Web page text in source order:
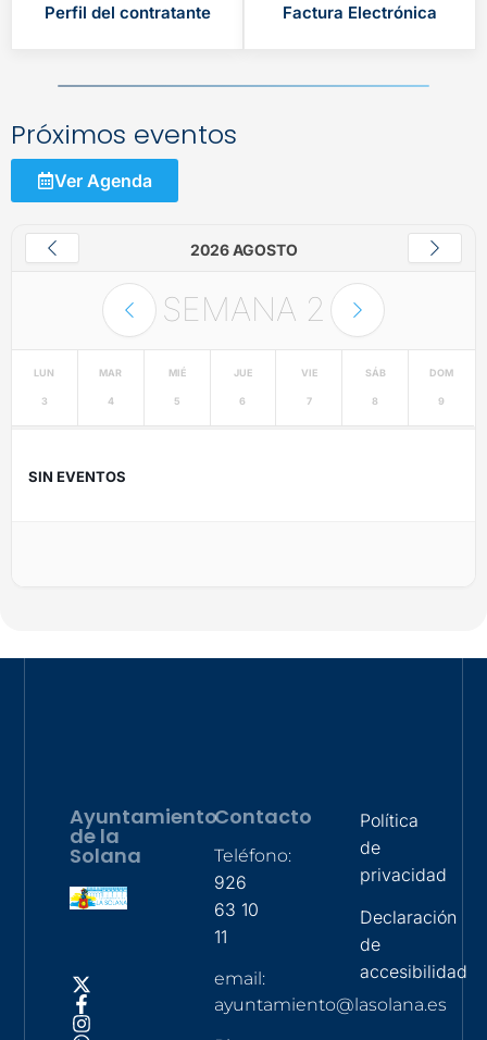
Perfil del contratante Factura Electrónica
Próximos eventos
Ver Agenda
2026 AGOSTO
SEMANA 2
LUN
3
MAR
4
MIÉ
5
JUE
6
VIE
7
SÁB
8
DOM
9
SIN EVENTOS
Ayuntamiento
de la
Solana
Contacto
Teléfono:
926
63 10
11
email:
ayuntamiento@lasolana.es
Política
de
privacidad
Declaración
de
accesibilidad